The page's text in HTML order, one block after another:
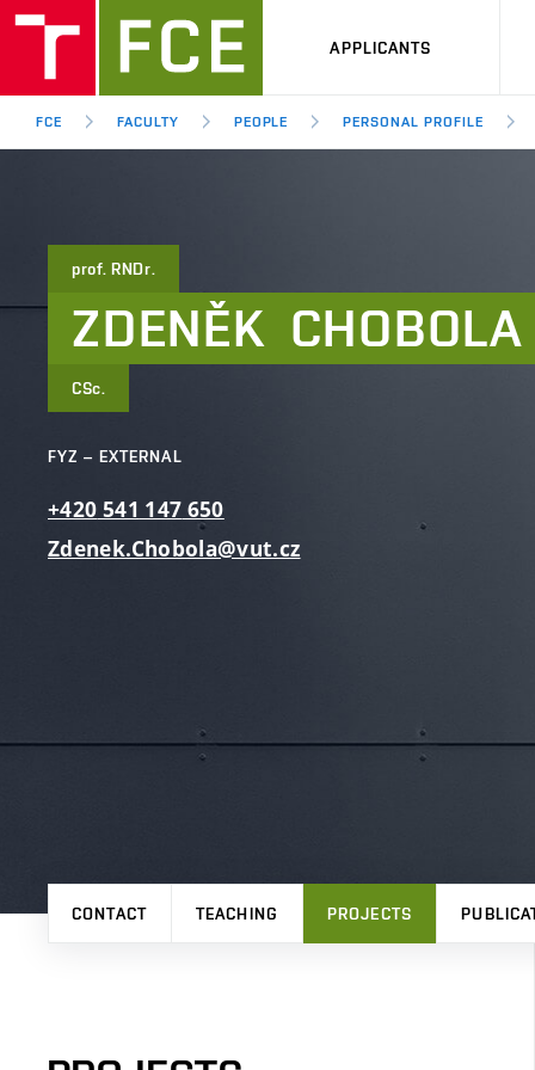
APPLICANTS
FCE FACULTY PEOPLE PERSONAL PROFILE
prof. RNDr.
ZDENĚK CHOBOLA
CSc.
FYZ – EXTERNAL
+420 541 147 650
Zdenek.Chobola@vut.cz
CONTACT TEACHING PROJECTS